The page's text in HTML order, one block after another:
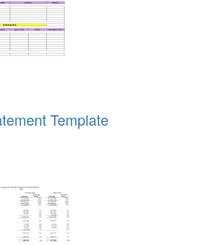
Template